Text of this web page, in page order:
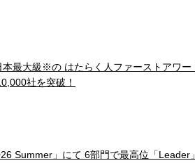
本最大級※の はたらく人ファーストアワー
社を突破！
Summer」にて 6部門で最高位「Leader